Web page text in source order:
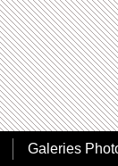
Galeries